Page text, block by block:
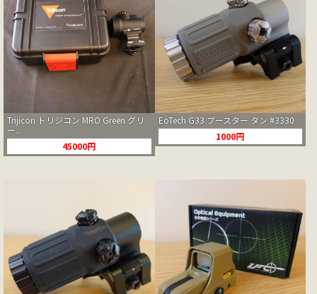
Trijicon トリジコン MRO Green グリ
ー...
45000円
EoTech G33 ブースター タン #3330
1000円